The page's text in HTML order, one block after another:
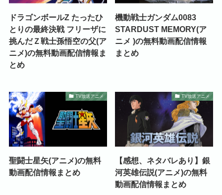
ドラゴンボールZ たったひ
とりの最終決戦 フリーザに
挑んだＺ戦士孫悟空の父(ア
ニメ)の無料動画配信情報ま
とめ
機動戦士ガンダム0083
STARDUST MEMORY(ア
ニメ )の無料動画配信情報
まとめ
TV放送アニメ
聖闘士星矢(アニメ)の無料
動画配信情報まとめ
TV放送アニメ
【感想、ネタバレあり】銀
河英雄伝説(アニメ)の無料
動画配信情報まとめ